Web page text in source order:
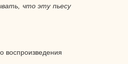
что эту пьесу
воспроизведения